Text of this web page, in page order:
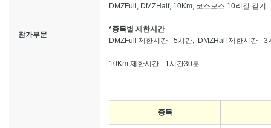
참가부문
DMZFull, DMZHalf, 10Km, 코스모스 10리길 걷기
*종목별 제한시간
DMZFull 제한시간 - 5시간, DMZHalf 제한시간 - 3
10Km 제한시간 - 1시간30분
종목